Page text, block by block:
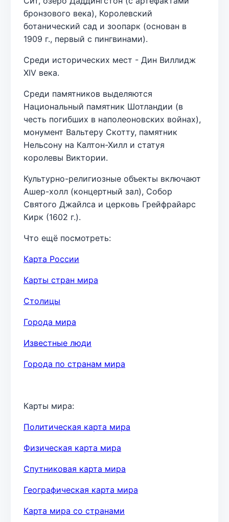
бронзового века), Королевский
ботанический сад и зоопарк (основан в
1909 г., первый с пингвинами).
Среди исторических мест - Дин Виллидж
XIV века.
Среди памятников выделяются
Национальный памятник Шотландии (в
честь погибших в наполеоновских войнах),
монумент Вальтеру Скотту, памятник
Нельсону на Калтон-Хилл и статуя
королевы Виктории.
Культурно-религиозные объекты включают
Ашер-холл (концертный зал), Собор
Святого Джайлса и церковь Грейфрайарс
Кирк (1602 г.).
Что ещё посмотреть:
Карта России
Карты стран мира
Столицы
Города мира
Известные люди
Города по странам мира
Карты мира:
Политическая карта мира
Физическая карта мира
Спутниковая карта мира
Географическая карта мира
Карта мира со странами